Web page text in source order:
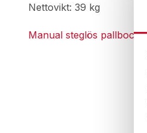
Nettovikt: 39 kg
Manual steglös pallbock